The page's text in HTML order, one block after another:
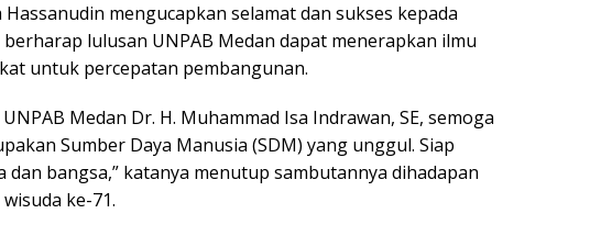
mengucapkan selamat dan sukses kepada
lulusan UNPAB Medan dapat menerapkan ilmu
untuk percepatan pembangunan.
Medan Dr. H. Muhammad Isa Indrawan, SE, semoga
Sumber Daya Manusia (SDM) yang unggul. Siap
bangsa,” katanya menutup sambutannya dihadapan
ke-71.